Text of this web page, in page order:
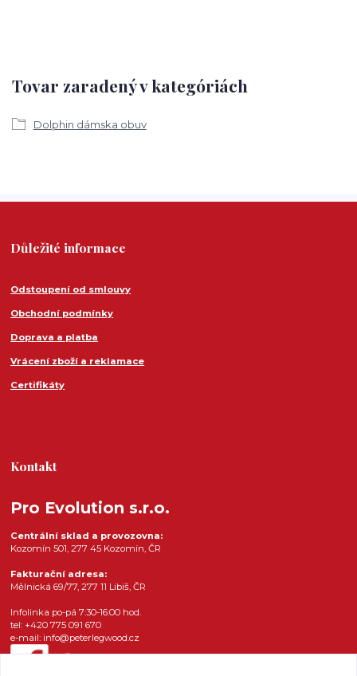
Tovar zaradený v kategóriách
Dolphin dámska obuv
Důležité informace
Odstoupení od smlouvy
Obchodní podmínky
Doprava a platba
Vrácení zboží a reklamace
Certifikáty
Kontakt
Pro Evolution s.r.o.
Centrální sklad a provozovna:
Kozomín 501, 277 45 Kozomín, ČR
Fakturační adresa:
Mělnická 69/77, 277 11 Libiš, ČR
Infolinka po-pá 7:30-16:00 hod.
tel: +420 775 091 670
e-mail: info@peterlegwood.cz